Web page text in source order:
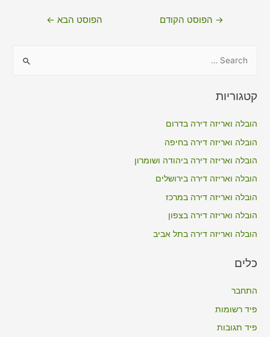
ניווט→ הפוסט הקודם הפוסט הבא ←
r
o
r
:
קטגוריות
הובלה ואריזה דירה בדרום
הובלה ואריזה דירה בחיפה
הובלה ואריזה דירה ביהודה ושומרון
הובלה ואריזה דירה בירושלים
הובלה ואריזה דירה במרכז
הובלה ואריזה דירה בצפון
הובלה ואריזה דירה בתל אביב
כלים
התחבר
פיד רשומות
פיד תגובות